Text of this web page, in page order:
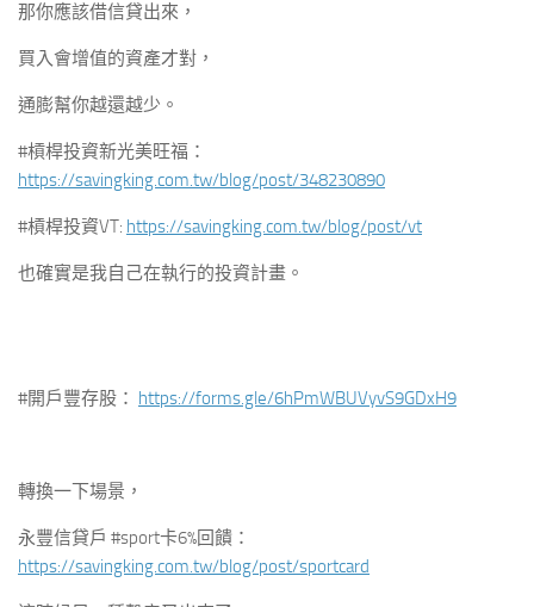
那你應該借信貸出來，
買入會增值的資產才對，
通膨幫你越還越少。
#槓桿投資新光美旺福：
https://savingking.com.tw/blog/post/348230890
#槓桿投資VT: https://savingking.com.tw/blog/post/vt
也確實是我自己在執行的投資計畫。
#開戶豐存股： https://forms.gle/6hPmWBUVyvS9GDxH9
轉換一下場景，
永豐信貸戶 #sport卡6%回饋：
https://savingking.com.tw/blog/post/sportcard